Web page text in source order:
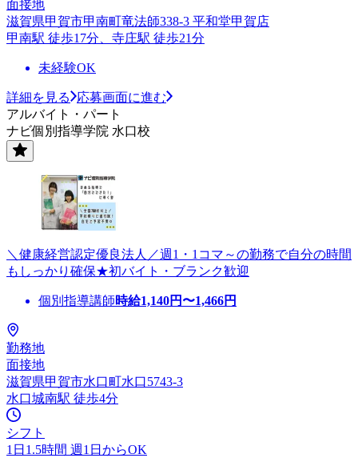
面接地
滋賀県甲賀市甲南町竜法師338-3 平和堂甲賀店
甲南駅 徒歩17分、寺庄駅 徒歩21分
未経験OK
詳細を見る
応募画面に進む
アルバイト・パート
ナビ個別指導学院 水口校
＼健康経営認定優良法人／週1・1コマ～の勤務で自分の時間
もしっかり確保★初バイト・ブランク歓迎
個別指導講師時給1,140円〜1,466円
勤務地
面接地
滋賀県甲賀市水口町水口5743-3
水口城南駅 徒歩4分
シフト
1日1.5時間 週1日からOK